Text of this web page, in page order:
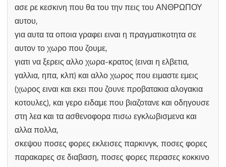
ασε ρε κεσκινη που θα του την πεις του ΑΝΘΡΩΠΟΥ
αυτου,
για αυτα τα οποια γραφει ειναι η πραγματικοτητα σε
αυτον το χωρο που ζουμε,
γιατι να ξερεις αλλο χωρα-κρατος (ειναι η ελβετια,
γαλλια, ηπα, κλπ) και αλλο χωρος που ειμαστε εμεις
(χωρος ειναι και εκει που ζουνε προβατακια αλογακια
κοτουλες), και γερο ειδαμε που βιαζοτανε και οδηγουσε
στη λεα και τα ασθενοφορα πισω εγκλωβισμενα και
αλλα πολλα,
σκεψου ποσες φορες εκλεισες παρκινγκ, ποσες φορες
παρακαρες σε διαβαση, ποσες φορες περασες κοκκινο